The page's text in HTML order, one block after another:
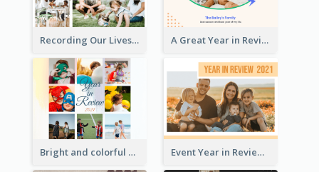
Recording Our Lives Year in Review Photo Book A Great Year in Review Photo Book
Bright and colorful Year in Review Photo Book Event Year in Review Photo Book